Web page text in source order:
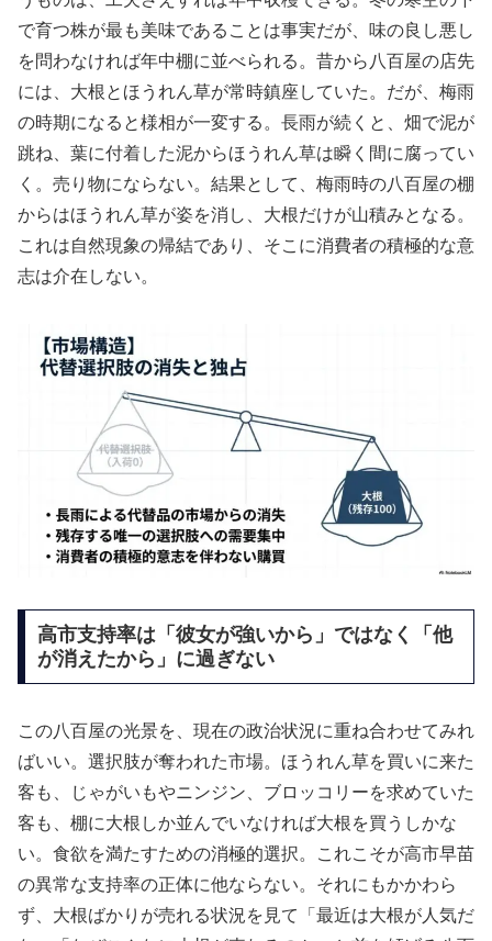
で育つ株が最も美味であることは事実だが、味の良し悪し
を問わなければ年中棚に並べられる。昔から八百屋の店先
には、大根とほうれん草が常時鎮座していた。だが、梅雨
の時期になると様相が一変する。長雨が続くと、畑で泥が
跳ね、葉に付着した泥からほうれん草は瞬く間に腐ってい
く。売り物にならない。結果として、梅雨時の八百屋の棚
からはほうれん草が姿を消し、大根だけが山積みとなる。
これは自然現象の帰結であり、そこに消費者の積極的な意
志は介在しない。
高市支持率は「彼女が強いから」ではなく「他
が消えたから」に過ぎない
この八百屋の光景を、現在の政治状況に重ね合わせてみれ
ばいい。選択肢が奪われた市場。ほうれん草を買いに来た
客も、じゃがいもやニンジン、ブロッコリーを求めていた
客も、棚に大根しか並んでいなければ大根を買うしかな
い。食欲を満たすための消極的選択。これこそが高市早苗
の異常な支持率の正体に他ならない。それにもかかわら
ず、大根ばかりが売れる状況を見て「最近は大根が人気だ